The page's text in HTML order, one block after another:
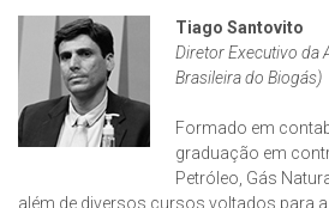
Tiago Santovito
Diretor Executivo da
Brasileira do Biogás)
Formado em
graduação em
Petróleo, Gás
além de diversos cursos voltados para